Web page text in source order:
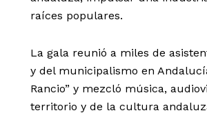
raíces populares.
La gala reunió a miles de
y del municipalismo en
Rancio” y mezcló música,
territorio y de la cultura